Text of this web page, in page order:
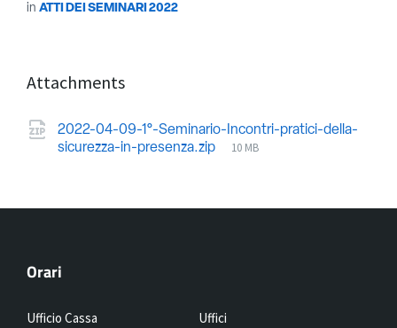
in ATTI DEI SEMINARI 2022
Attachments
2022-04-09-1°-Seminario-Incontri-pratici-della-
sicurezza-in-presenza.zip
10 MB
Orari
Ufficio Cassa Uffici